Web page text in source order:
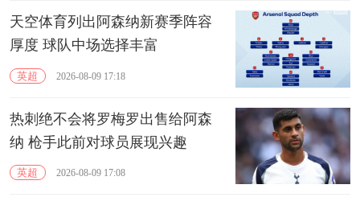
天空体育列出阿森纳新赛季阵容
厚度 球队中场选择丰富
英超 2026-08-09 17:18
热刺绝不会将罗梅罗出售给阿森
纳 枪手此前对球员展现兴趣
英超 2026-08-09 17:08